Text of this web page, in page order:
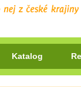
Katalog